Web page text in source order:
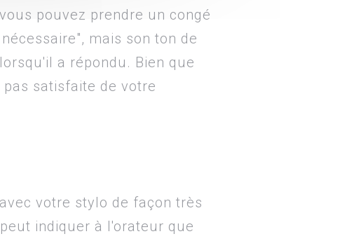
pouvez prendre un congé
mais son ton de
a répondu. Bien que
satisfaite de votre
votre stylo de façon très
indiquer à l'orateur que